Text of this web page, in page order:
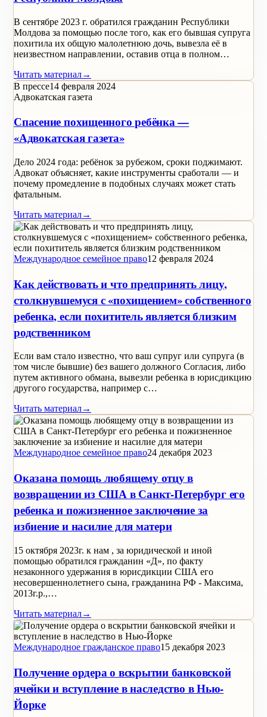
В сентябре 2023 г. обратился гражданин Республики
Молдова за помощью после того, как его бывшая супруга
похитила их общую малолетнюю дочь, вывезла её в
неизвестном направлении, оставив отца в полном…
Читать материал→
В прессе14 февраля 2024
Адвокатская газета
Спасение похищенного ребёнка —
«Адвокатская газета»
Дело 2024 года: ребёнок за рубежом, сроки поджимают.
Адвокат объясняет, какие инструменты сработали — и
почему промедление в подобных случаях может стать
фатальным.
Читать материал→
Международное семейное право12 февраля 2024
Как действовать и что предпринять лицу,
столкнувшемуся с «похищением» собственного
ребенка, если похититель является близким
родственником
Если вам стало известно, что ваш супруг или супруга (в
том числе бывшие) без вашего должного Согласия, либо
путем активного обмана, вывезли ребенка в юрисдикцию
другого государства, например с…
Читать материал→
Международное семейное право24 декабря 2023
Оказана помощь любящему отцу в
возвращении из США в Санкт-Петербург его
ребенка и пожизненное заключение за
избиение и насилие для матери
15 октября 2023г. к нам , за юридической и иной
помощью обратился гражданин «Д», по факту
незаконного удержания в юрисдикции США его
несовершеннолетнего сына, гражданина РФ - Максима,
2013г.р.,…
Читать материал→
Международное гражданское право15 декабря 2023
Получение ордера о вскрытии банковской
ячейки и вступление в наследство в Нью-
Йорке